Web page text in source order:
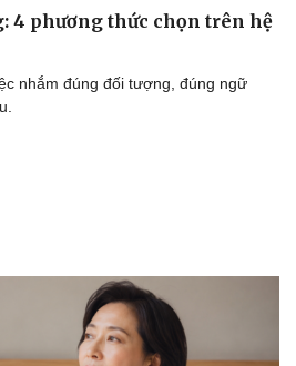
4 phương thức chọn trên hệ
nhắm đúng đối tượng, đúng ngữ